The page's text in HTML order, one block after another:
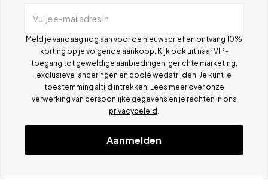
Vul je e-mailadres in
Meld je vandaag nog aan voor de nieuwsbrief en ontvang 10%
korting op je volgende aankoop. Kijk ook uit naar VIP-
toegang tot geweldige aanbiedingen, gerichte marketing,
exclusieve lanceringen en coole wedstrijden. Je kunt je
toestemming altijd intrekken. Lees meer over onze
verwerking van persoonlijke gegevens en je rechten in ons
privacybeleid
Aanmelden